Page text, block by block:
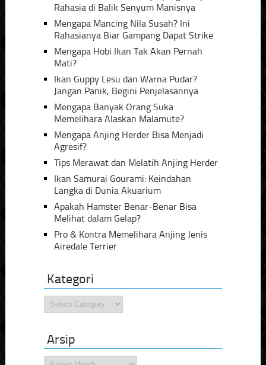
Rahasia di Balik Senyum Manisnya
Mengapa Mancing Nila Susah? Ini
Rahasianya Biar Gampang Dapat Strike
Mengapa Hobi Ikan Tak Akan Pernah
Mati?
Ikan Guppy Lesu dan Warna Pudar?
Jangan Panik, Begini Penjelasannya
Mengapa Banyak Orang Suka
Memelihara Alaskan Malamute?
Mengapa Anjing Herder Bisa Menjadi
Agresif?
Tips Merawat dan Melatih Anjing Herder
Ikan Samurai Gourami: Keindahan
Langka di Dunia Akuarium
Apakah Hamster Benar-Benar Bisa
Melihat dalam Gelap?
Pro & Kontra Memelihara Anjing Jenis
Airedale Terrier
Kategori
Kategori
Arsip
Arsip